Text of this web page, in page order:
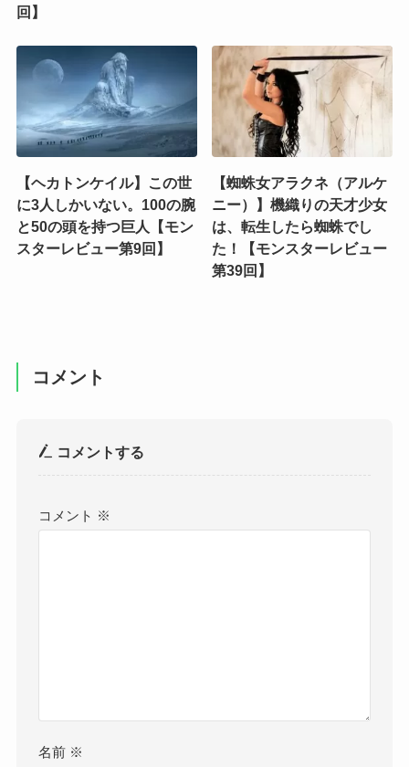
回】
【ヘカトンケイル】この世
に3人しかいない。100の腕
と50の頭を持つ巨人【モン
スターレビュー第9回】
【蜘蛛女アラクネ（アルケ
ニー）】機織りの天才少女
は、転生したら蜘蛛でし
た！【モンスターレビュー
第39回】
コメント
コメントする
コメント ※
名前 ※